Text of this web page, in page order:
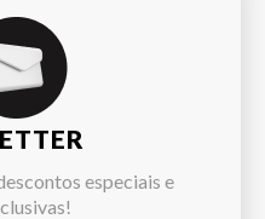
especiais e